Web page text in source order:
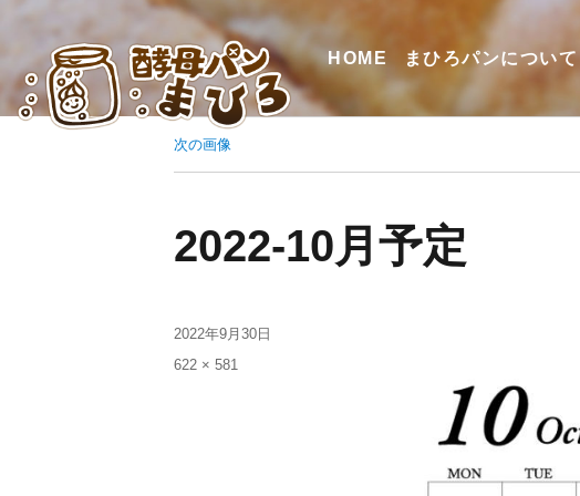
HOME まひろパンについて
次の画像
2022-10月予定
2022年9月30日
622 × 581